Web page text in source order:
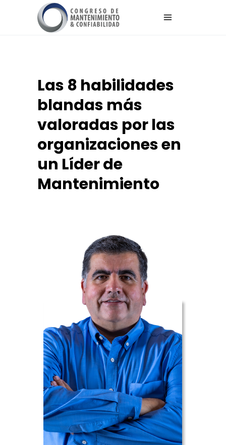
Las 8 habilidades
blandas más
valoradas por las
organizaciones en
un Líder de
Mantenimiento